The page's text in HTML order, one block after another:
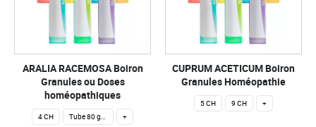
ARALIA RACEMOSA Boiron
Granules ou Doses
homéopathiques
4 CH Tube 80 granules homéopathiques 4 g. +
CUPRUM ACETICUM Boiron
Granules Homéopathie
5 CH 9 CH +